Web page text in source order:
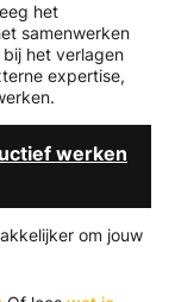
het
samenwerken
het verlagen
expertise,
werken
om jouw